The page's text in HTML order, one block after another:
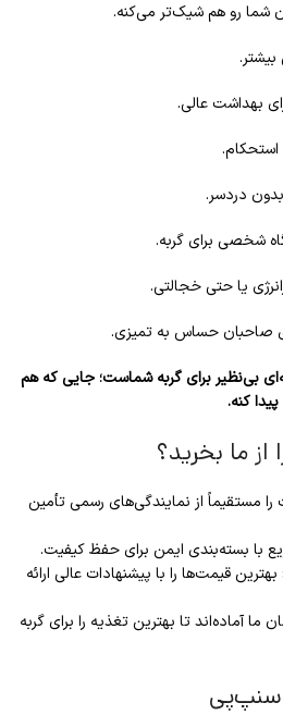
شما رو هم شیک‌تر می‌کنه.
بهداشت عالی.
دردسر.
شخصی برای گربه.
یا حتی خجالتی.
صاحبان حساس به تمیزی.
بی‌نظیر برای گربه شماست؛ جایی که هم
کنه.
ما بخرید؟
مستقیماً از نمایندگی‌های رسمی تأمین
با بسته‌بندی ایمن برای حفظ کیفیت.
بهترین قیمت‌ها را با پیشنهادات عالی ارائه
ما آماده‌اند تا بهترین تغذیه را برای گربه